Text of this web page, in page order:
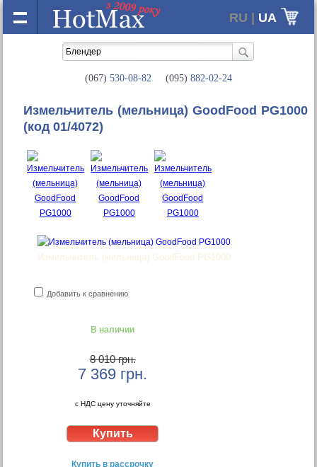
RU | UA
(067) 530-08-82 (095) 882-02-24
Измельчитель (мельница) GoodFood PG1000
(код 01/4072)
Измельчитель (мельница) GoodFood PG1000
Добавить к сравнению
В наличии
8 010 грн.
7 369 грн.
с НДС цену уточняйте
Купить в рассрочку